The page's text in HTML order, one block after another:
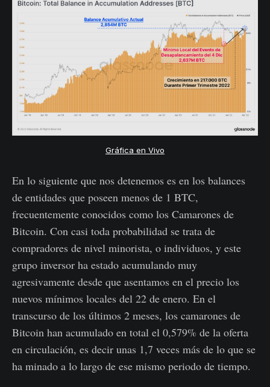
Gráfica en Vivo
En lo siguiente que nos detenemos es en los balances
de entidades que poseen menos de 1 BTC,
frecuentemente conocidos como los Camarones de
Bitcoin. Con casi toda probabilidad se trata de
compradores de nivel minorista, o individuos, y este
grupo inversor ha estado acumulando muy
agresivamente desde que asentamos en el precio los
nuevos mínimos locales del 22 de enero. En el
transcurso de los últimos 2 meses, los camarones de
Bitcoin han acumulado en total el 0,579% de la oferta
en circulación, es decir unas 1,7 veces más de lo que se
ha minado a lo largo de ese mismo periodo de tiempo.